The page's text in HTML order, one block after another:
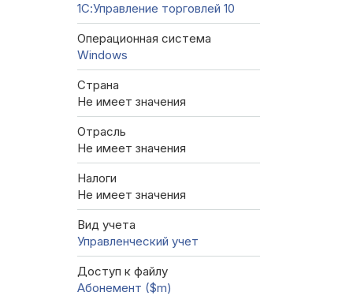
1С:Управление торговлей 10
Операционная система
Windows
Страна
Не имеет значения
Отрасль
Не имеет значения
Налоги
Не имеет значения
Вид учета
Управленческий учет
Доступ к файлу
Абонемент ($m)